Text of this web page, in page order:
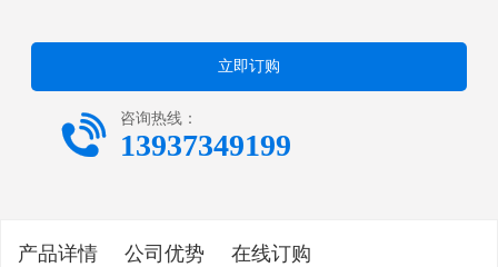
立即订购
 咨询热线：
13937349199
产品详情 公司优势 在线订购